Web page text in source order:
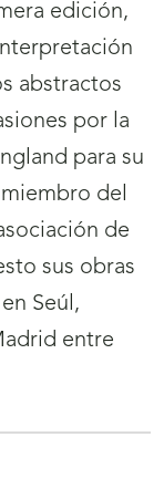
edición,
abstractos
por la
para su
del
de
sus obras
Seúl,
entre